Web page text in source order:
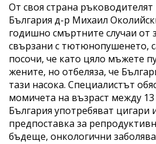
От своя страна
България д-р Михаил
годишно смъртните случаи от
свързани с тютюнопушенето,
посочи, че като цяло мъжете
жените, но отбеляза, че
тази насока. Специалистът
момичета на възраст между
България употребяват цигари
предпоставка за
бъдеще, онкологични